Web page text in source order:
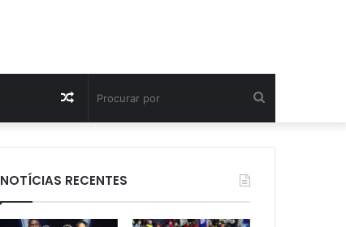
por
Artigo
aleatório
NOTÍCIAS RECENTES